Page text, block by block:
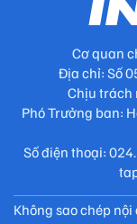
Cơ quan
Địa chỉ: Số
Chịu trách
Phó Trưởng ban:
Số điện thoại:
Không sao chép